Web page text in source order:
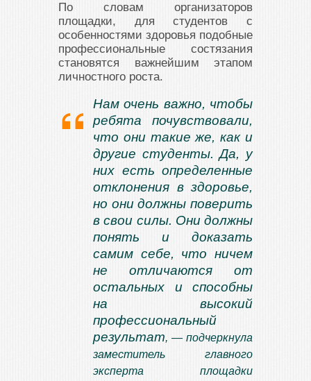
По словам организаторов
площадки, для студентов с
особенностями здоровья подобные
профессиональные состязания
становятся важнейшим этапом
личностного роста.
Нам очень важно, чтобы
ребята почувствовали,
что они такие же, как и
другие студенты. Да, у
них есть определенные
отклонения в здоровье,
но они должны поверить
в свои силы. Они должны
понять и доказать
самим себе, что ничем
не отличаются от
остальных и способны
на высокий
профессиональный
результат, — подчеркнула
заместитель главного
эксперта площадки